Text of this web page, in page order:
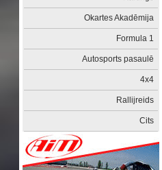
Okartes Akadēmija
Formula 1
Autosports pasaulē
4x4
Rallijreids
Cits